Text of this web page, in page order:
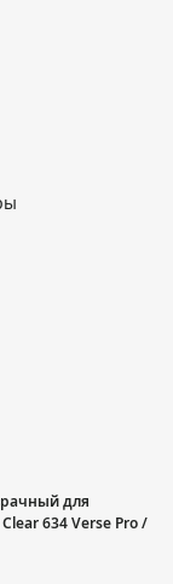
для
634 Verse Pro /